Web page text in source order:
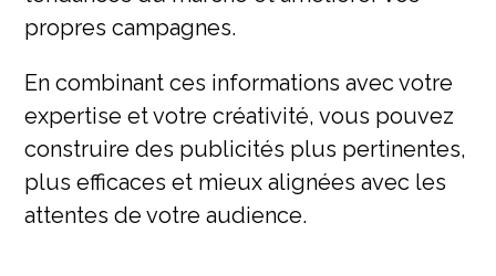
propres campagnes.
En combinant ces informations avec votre
expertise et votre créativité, vous pouvez
construire des publicités plus pertinentes,
plus efficaces et mieux alignées avec les
attentes de votre audience.